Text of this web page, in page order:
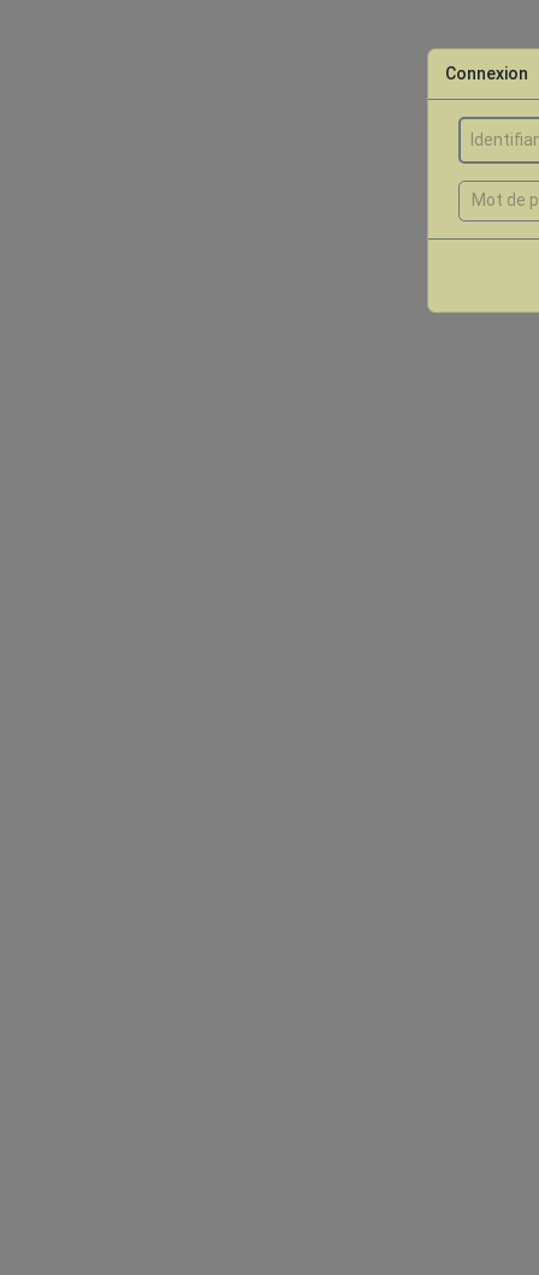
Connexion